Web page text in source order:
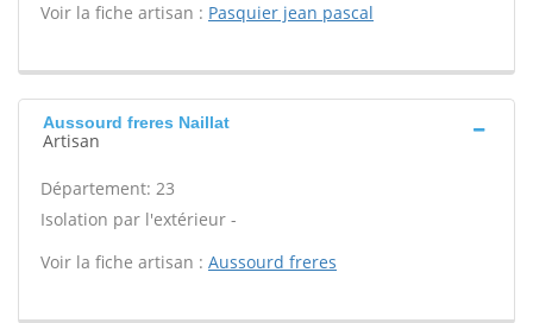
Voir la fiche artisan : Pasquier jean pascal
Aussourd freres Naillat
Artisan
Département: 23
Isolation par l'extérieur -
Voir la fiche artisan : Aussourd freres